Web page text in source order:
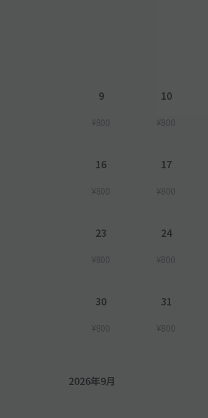
9
¥800
10
¥800
16
¥800
17
¥800
23
¥800
24
¥800
30
¥800
31
¥800
2026年9月